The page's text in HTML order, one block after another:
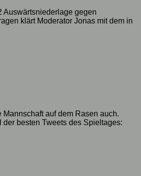
Auswärtsniederlage gegen
klärt Moderator Jonas mit dem in
auf dem Rasen auch.
besten Tweets des Spieltages: